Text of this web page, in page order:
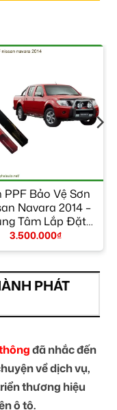
PPF Bảo Vệ Sơn
Navara 2014 –
Tâm Lắp Đặt
Hãng TPHCM
3.500.000₫
PHÁT
đã nhắc đến
về dịch vụ,
thương hiệu
ô tô.